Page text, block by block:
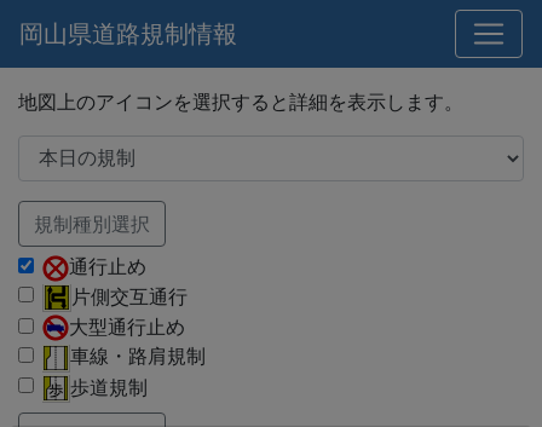
岡山県道路規制情報
地図上のアイコンを選択すると詳細を表示します。
規制種別選択
通行止め
片側交互通行
大型通行止め
車線・路肩規制
歩道規制